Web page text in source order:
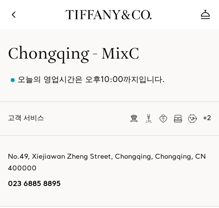
Chongqing - MixC
오늘의 영업시간은 오후10:00까지입니다.
고객 서비스 +2
No.49, Xiejiawan Zheng Street, Chongqing, Chongqing, CN
400000
023 6885 8895